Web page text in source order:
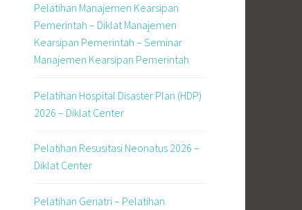
Pelatihan Manajemen Kearsipan
Pemerintah – Diklat Manajemen
Kearsipan Pemerintah – Seminar
Manajemen Kearsipan Pemerintah
Pelatihan Hospital Disaster Plan (HDP)
2026 – Diklat Center
Pelatihan Resusitasi Neonatus 2026 –
Diklat Center
Pelatihan Geriatri – Pelatihan